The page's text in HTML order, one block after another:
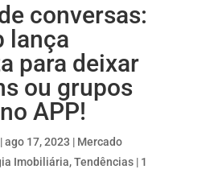
conversas:
lança
para deixar
ou grupos
APP!
ago 17, 2023 | Mercado
Imobiliária,Tendências| 1